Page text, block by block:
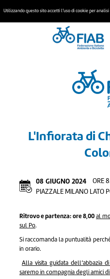
Utilizzando questo sito accetti l’uso di cookie per
L'Infiorata di
08 GIUGNO 2024
ORE
PIAZZALE MILANO LATO
Ritrovo e partenza:ore 8,00al
sul Po.
Si raccomanda la puntualità
in orario.
Alla visita guidata dell’abbazia
saremo in compagnia degli amici